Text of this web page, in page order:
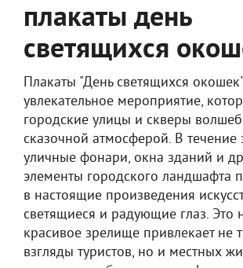
плакаты день
светящихся
Плакаты "День светящихся
увлекательное мероприятие,
городские улицы и скверы
сказочной атмосферой. В течение
уличные фонари, окна зданий и
элементы городского ландшафта
в настоящие произведения
светящиеся и радующие глаз. Это
красивое зрелище привлекает не
взгляды туристов, но и местных